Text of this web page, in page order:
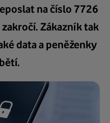
na číslo 7726
Zákazník tak
data a peněženky